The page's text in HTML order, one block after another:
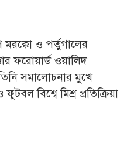
মরক্কো ও পর্তুগালের
ফরোয়ার্ড ওয়ালিদ
সমালোচনার মুখে
বিশ্বে মিশ্র প্রতিক্রিয়া